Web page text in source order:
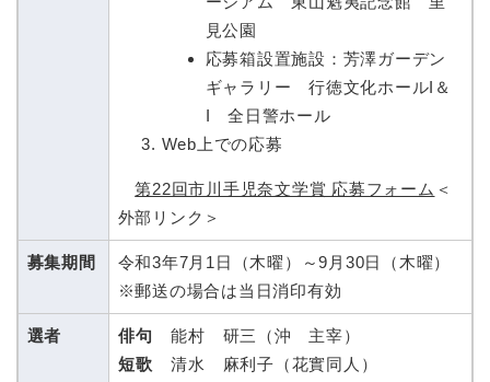
見公園
応募箱設置施設：芳澤ガーデン
ギャラリー 行徳文化ホールI＆
I 全日警ホール
Web上での応募
第22回市川手児奈文学賞 応募フォーム ＜
外部リンク＞
募集期間
令和3年7月1日（木曜）～9月30日（木曜）
※郵送の場合は当日消印有効
選者 俳句
能村 研三（沖 主宰）
短歌 清水 麻利子（花實同人）